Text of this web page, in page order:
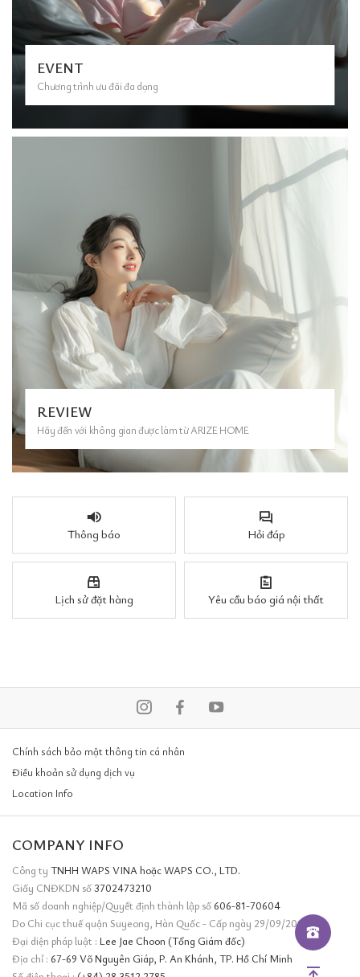
EVENT
Chương trình ưu đãi đa dạng
REVIEW
Hãy đến với không gian được làm từ ARIZE HOME
Thông báo Hỏi đáp
Lịch sử đặt hàng Yêu cầu báo giá nội thất
Chính sách bảo mật thông tin cá nhân
Điều khoản sử dụng dịch vụ
Location Info
COMPANY INFO
Công ty TNHH WAPS VINA hoặc WAPS CO., LTD.
Giấy CNĐKDN số3702473210
Mã số doanh nghiệp/Quyết định thành lập số 606-81-70604
Do Chi cục thuế quận Suyeong, Hàn Quốc - Cấp ngày 29/09/2011
Đại diện pháp luật : Lee Jae Choon (Tổng Giám đốc)
Địa chỉ : 67-69 Võ Nguyên Giáp, P. An Khánh, TP. Hồ Chí Minh